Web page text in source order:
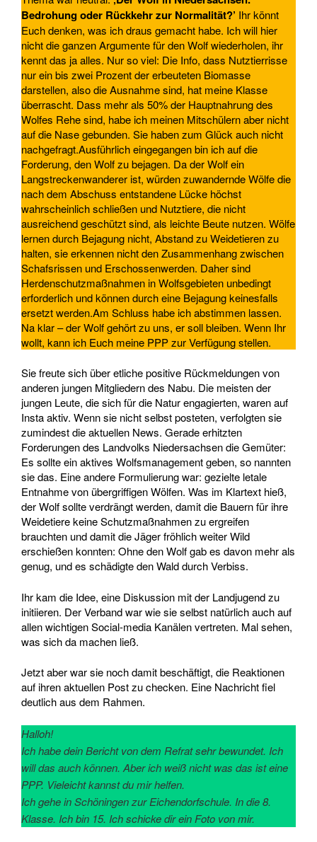
Bedrohung oder Rückkehr zur Normalität?’ Ihr könnt
Euch denken, was ich draus gemacht habe. Ich will hier
nicht die ganzen Argumente für den Wolf wiederholen, ihr
kennt das ja alles. Nur so viel: Die Info, dass Nutztierrisse
nur ein bis zwei Prozent der erbeuteten Biomasse
darstellen, also die Ausnahme sind, hat meine Klasse
überrascht. Dass mehr als 50% der Hauptnahrung des
Wolfes Rehe sind, habe ich meinen Mitschülern aber nicht
auf die Nase gebunden. Sie haben zum Glück auch nicht
nachgefragt.Ausführlich eingegangen bin ich auf die
Forderung, den Wolf zu bejagen. Da der Wolf ein
Langstreckenwanderer ist, würden zuwandernde Wölfe die
nach dem Abschuss entstandene Lücke höchst
wahrscheinlich schließen und Nutztiere, die nicht
ausreichend geschützt sind, als leichte Beute nutzen. Wölfe
lernen durch Bejagung nicht, Abstand zu Weidetieren zu
halten, sie erkennen nicht den Zusammenhang zwischen
Schafsrissen und Erschossenwerden. Daher sind
Herdenschutzmaßnahmen in Wolfsgebieten unbedingt
erforderlich und können durch eine Bejagung keinesfalls
ersetzt werden.Am Schluss habe ich abstimmen lassen.
Na klar – der Wolf gehört zu uns, er soll bleiben. Wenn Ihr
wollt, kann ich Euch meine PPP zur Verfügung stellen.
Sie freute sich über etliche positive Rückmeldungen von
anderen jungen Mitgliedern des Nabu. Die meisten der
jungen Leute, die sich für die Natur engagierten, waren auf
Insta aktiv. Wenn sie nicht selbst posteten, verfolgten sie
zumindest die aktuellen News. Gerade erhitzten
Forderungen des Landvolks Niedersachsen die Gemüter:
Es sollte ein aktives Wolfsmanagement geben, so nannten
sie das. Eine andere Formulierung war: gezielte letale
Entnahme von übergriffigen Wölfen. Was im Klartext hieß,
der Wolf sollte verdrängt werden, damit die Bauern für ihre
Weidetiere keine Schutzmaßnahmen zu ergreifen
brauchten und damit die Jäger fröhlich weiter Wild
erschießen konnten: Ohne den Wolf gab es davon mehr als
genug, und es schädigte den Wald durch Verbiss.
Ihr kam die Idee, eine Diskussion mit der Landjugend zu
initiieren. Der Verband war wie sie selbst natürlich auch auf
allen wichtigen Social-media Kanälen vertreten. Mal sehen,
was sich da machen ließ.
Jetzt aber war sie noch damit beschäftigt, die Reaktionen
auf ihren aktuellen Post zu checken. Eine Nachricht fiel
deutlich aus dem Rahmen.
Halloh!
Ich habe dein Bericht von dem Refrat sehr bewundet. Ich
will das auch können. Aber ich weiß nicht was das ist eine
PPP. Vieleicht kannst du mir helfen.
Ich gehe in Schöningen zur Eichendorfschule. In die 8.
Klasse. Ich bin 15. Ich schicke dir ein Foto von mir.